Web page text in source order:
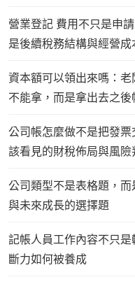
營業登記 費用不只是申
是後續稅務結構與經營成
資本額可以領出來嗎：
不能拿，而是拿出去之
公司帳怎麼做不是把發
該看見的財稅佈局與風險
公司類型不是表格題，
與未來成長的選擇題
記帳人員工作內容不只
斷力如何被養成